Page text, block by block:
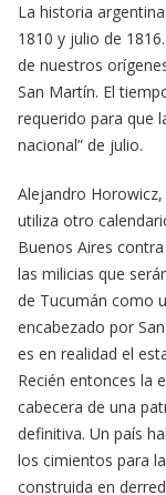
La historia
1810 y julio de
de nuestros
San Martín. El
requerido para que
nacional” de julio.
Alejandro
utiliza otro
Buenos Aires
las milicias que
de Tucumán como
encabezado por
es en realidad el
Recién entonces la
cabecera de una
definitiva. Un país
los cimientos para
construida en